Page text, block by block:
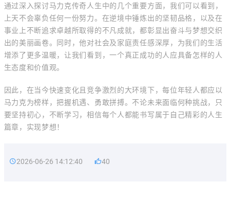
通过深入探讨马力克传奇人生中的几个重要方面，我们可以看到，
上天不会辜负任何一份努力。在逆境中锤炼出的坚韧品格，以及在
事业上不断追求卓越所取得的不凡成就，都彰显出奋斗与梦想交织
出的美丽画卷。同时，他对社会及家庭责任感深厚，为我们的生活
增添了更多温暖，让我们看到，一个真正成功的人应具备怎样的人
生态度和价值观。
因此，在当今快速变化且竞争激烈的大环境下，每位年轻人都应以
马力克为榜样，把握机遇、勇敢拼搏。不论未来面临何种挑战，只
要坚持初心，不断学习，相信每个人都能书写属于自己精彩的人生
篇章，实现梦想！
2026-06-26 14:12:40 40